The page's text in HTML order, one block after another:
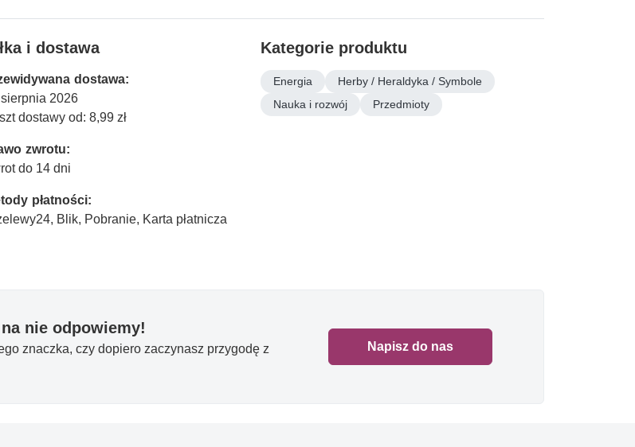
i dostawa
dostawa:
2026
dostawy od: 8,99 zł
zwrotu:
do 14 dni
płatności:
Blik, Pobranie, Karta płatnicza
Kategorie produktu
Energia
Herby / Heraldyka / Symbole
Nauka i rozwój
Przedmioty
nie odpowiemy!
znaczka, czy dopiero zaczynasz przygodę z
Napisz do nas